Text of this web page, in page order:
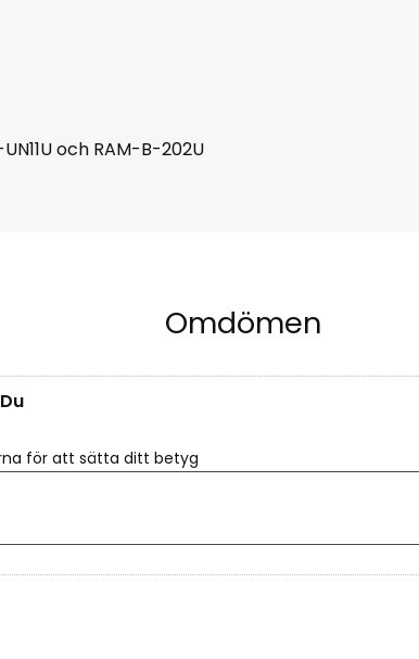
och RAM-B-202U
Omdömen
Du
för att sätta ditt betyg